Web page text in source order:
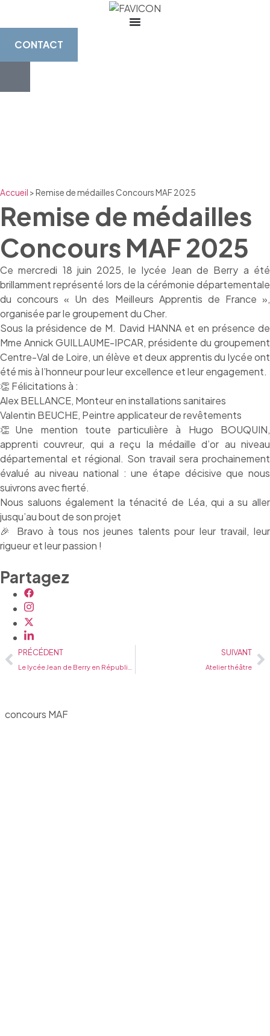
CONTACT
Accueil >Remise de médailles Concours MAF 2025
Remise de médailles
Concours MAF 2025
Ce mercredi 18 juin 2025, le lycée Jean de Berry a été
brillamment représenté lors de la cérémonie départementale
du concours « Un des Meilleurs Apprentis de France »,
organisée par le groupement du Cher.
Sous la présidence de M. David HANNA et en présence de
Mme Annick GUILLAUME-IPCAR, présidente du groupement
Centre-Val de Loire, un élève et deux apprentis du lycée ont
été mis à l’honneur pour leur excellence et leur engagement.
👏 Félicitations à :
Alex BELLANCE, Monteur en installations sanitaires
Valentin BEUCHE, Peintre applicateur de revêtements
👏Une mention toute particulière à Hugo BOUQUIN,
apprenti couvreur, qui a reçu la médaille d’or au niveau
départemental et régional. Son travail sera prochainement
évalué au niveau national : une étape décisive que nous
suivrons avec fierté.
Nous saluons également la ténacité de Léa, qui a su aller
jusqu’au bout de son projet
🎉 Bravo à tous nos jeunes talents pour leur travail, leur
rigueur et leur passion !
Partagez
PRÉCÉDENT SUIVANT
Atelier théâtre
concours MAF